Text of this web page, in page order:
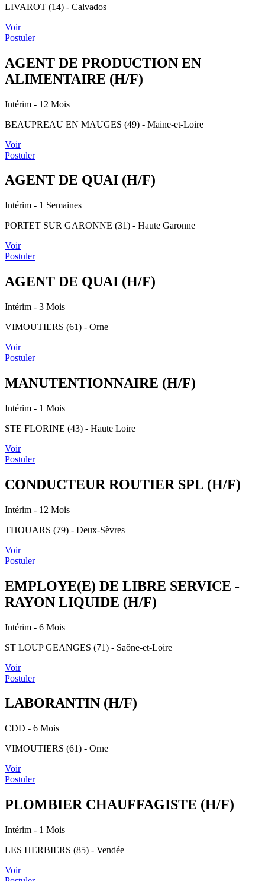
LIVAROT (14) - Calvados
Voir
Postuler
AGENT DE PRODUCTION EN
ALIMENTAIRE (H/F)
Intérim - 12 Mois
BEAUPREAU EN MAUGES (49) - Maine-et-Loire
Voir
Postuler
AGENT DE QUAI (H/F)
Intérim - 1 Semaines
PORTET SUR GARONNE (31) - Haute Garonne
Voir
Postuler
AGENT DE QUAI (H/F)
Intérim - 3 Mois
VIMOUTIERS (61) - Orne
Voir
Postuler
MANUTENTIONNAIRE (H/F)
Intérim - 1 Mois
STE FLORINE (43) - Haute Loire
Voir
Postuler
CONDUCTEUR ROUTIER SPL (H/F)
Intérim - 12 Mois
THOUARS (79) - Deux-Sèvres
Voir
Postuler
EMPLOYE(E) DE LIBRE SERVICE -
RAYON LIQUIDE (H/F)
Intérim - 6 Mois
ST LOUP GEANGES (71) - Saône-et-Loire
Voir
Postuler
LABORANTIN (H/F)
CDD - 6 Mois
VIMOUTIERS (61) - Orne
Voir
Postuler
PLOMBIER CHAUFFAGISTE (H/F)
Intérim - 1 Mois
LES HERBIERS (85) - Vendée
Voir